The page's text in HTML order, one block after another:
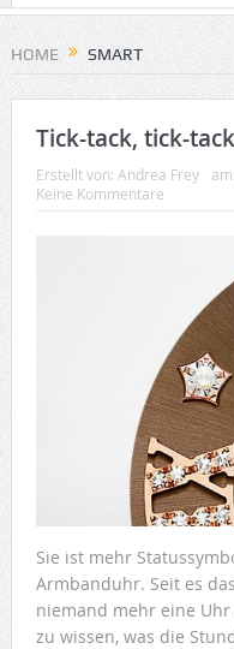
HOME SMART
Tick-tack, tick-
Erstellt von: Andrea Frey am:
Keine Kommentare
Sie ist mehr
Armbanduhr. Seit es
niemand mehr eine
zu wissen, was die